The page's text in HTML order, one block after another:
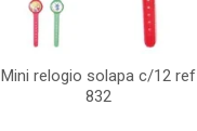
Mini relogio solapa c/12 ref
832